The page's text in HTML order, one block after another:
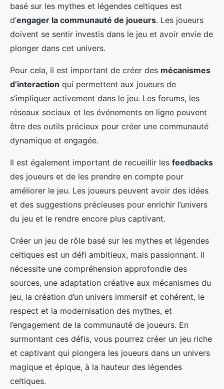
basé sur les mythes et légendes celtiques est
d’engager la communauté de joueurs. Les joueurs
doivent se sentir investis dans le jeu et avoir envie de
plonger dans cet univers.
Pour cela, il est important de créer des mécanismes
d’interaction qui permettent aux joueurs de
s’impliquer activement dans le jeu. Les forums, les
réseaux sociaux et les événements en ligne peuvent
être des outils précieux pour créer une communauté
dynamique et engagée.
Il est également important de recueillir les feedbacks
des joueurs et de les prendre en compte pour
améliorer le jeu. Les joueurs peuvent avoir des idées
et des suggestions précieuses pour enrichir l’univers
du jeu et le rendre encore plus captivant.
Créer un jeu de rôle basé sur les mythes et légendes
celtiques est un défi ambitieux, mais passionnant. Il
nécessite une compréhension approfondie des
sources, une adaptation créative aux mécanismes du
jeu, la création d’un univers immersif et cohérent, le
respect et la modernisation des mythes, et
l’engagement de la communauté de joueurs. En
surmontant ces défis, vous pourrez créer un jeu riche
et captivant qui plongera les joueurs dans un univers
magique et épique, à la hauteur des légendes
celtiques.